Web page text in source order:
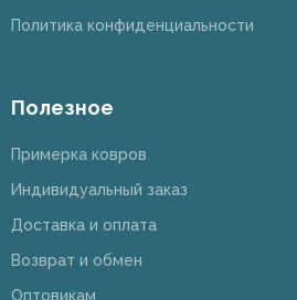
Политика конфиденциальности
Полезное
Примерка ковров
Индивидуальный заказ
Доставка и оплата
Возврат и обмен
Оптовикам